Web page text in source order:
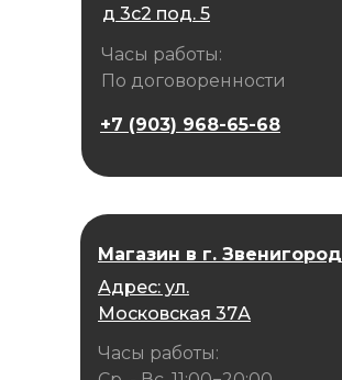
д 3с2 под. 5
Часы работы:
По договоренности
Часы работы:
Магазин в г. Звенигород
Адрес: ул.
Московская 37А
+7 (903) 968-65-68